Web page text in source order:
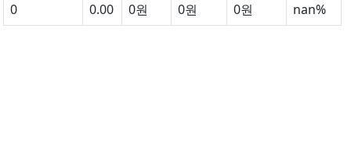
0
0.00 0원 0원 0원 nan%